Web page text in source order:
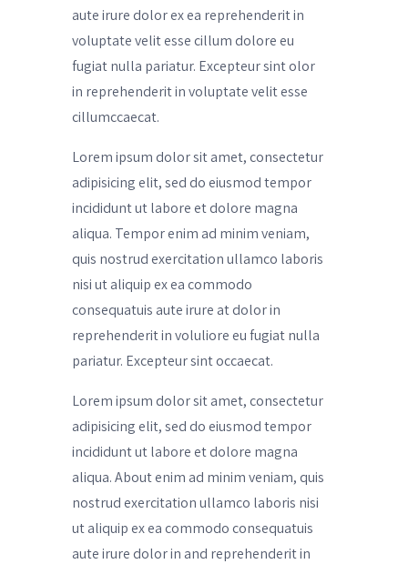
aute irure dolor ex ea reprehenderit in
voluptate velit esse cillum dolore eu
fugiat nulla pariatur. Excepteur sint olor
in reprehenderit in voluptate velit esse
cillumccaecat.
Lorem ipsum dolor sit amet, consectetur
adipisicing elit, sed do eiusmod tempor
incididunt ut labore et dolore magna
aliqua. Tempor enim ad minim veniam,
quis nostrud exercitation ullamco laboris
nisi ut aliquip ex ea commodo
consequatuis aute irure at dolor in
reprehenderit in voluliore eu fugiat nulla
pariatur. Excepteur sint occaecat.
Lorem ipsum dolor sit amet, consectetur
adipisicing elit, sed do eiusmod tempor
incididunt ut labore et dolore magna
aliqua. About enim ad minim veniam, quis
nostrud exercitation ullamco laboris nisi
ut aliquip ex ea commodo consequatuis
aute irure dolor in and reprehenderit in